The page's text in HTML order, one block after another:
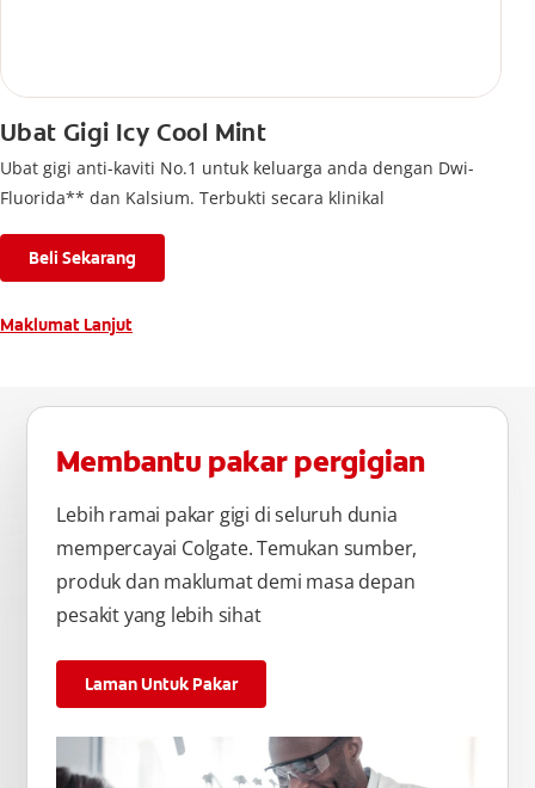
Ubat Gigi Icy Cool Mint
Ubat gigi anti-kaviti No.1 untuk keluarga anda dengan Dwi-
Fluorida** dan Kalsium. Terbukti secara klinikal
Beli Sekarang
Maklumat Lanjut
Membantu pakar pergigian
Lebih ramai pakar gigi di seluruh dunia
mempercayai Colgate. Temukan sumber,
produk dan maklumat demi masa depan
pesakit yang lebih sihat
Laman Untuk Pakar